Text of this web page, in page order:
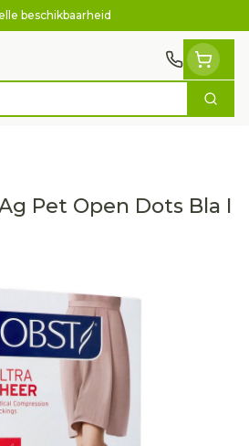
beschikbaarheid
Zoek
Pet Open Dots Bla I